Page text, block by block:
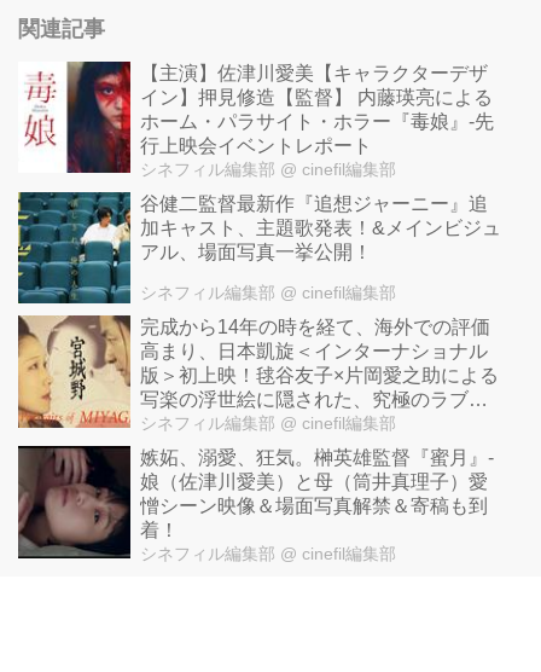
関連記事
【主演】佐津川愛美【キャラクターデザ
イン】押見修造【監督】 内藤瑛亮による
ホーム・パラサイト・ホラー『毒娘』-先
行上映会イベントレポート
シネフィル編集部 @ cinefil編集部
谷健二監督最新作『追想ジャーニー』追
加キャスト、主題歌発表！&メインビジュ
アル、場面写真一挙公開！
シネフィル編集部 @ cinefil編集部
完成から14年の時を経て、海外での評価
高まり、日本凱旋＜インターナショナル
版＞初上映！毬谷友子×片岡愛之助による
写楽の浮世絵に隠された、究極のラブミ
ステリー 山﨑達璽監督『宮城野』
シネフィル編集部 @ cinefil編集部
嫉妬、溺愛、狂気。榊英雄監督『蜜月』-
娘（佐津川愛美）と母（筒井真理子）愛
憎シーン映像＆場面写真解禁＆寄稿も到
着！
シネフィル編集部 @ cinefil編集部